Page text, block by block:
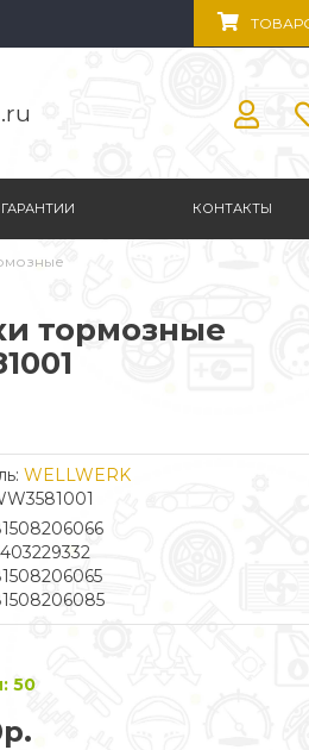
ГАРАНТИИ КОНТАКТЫ
тормозные
WELLWERK
50